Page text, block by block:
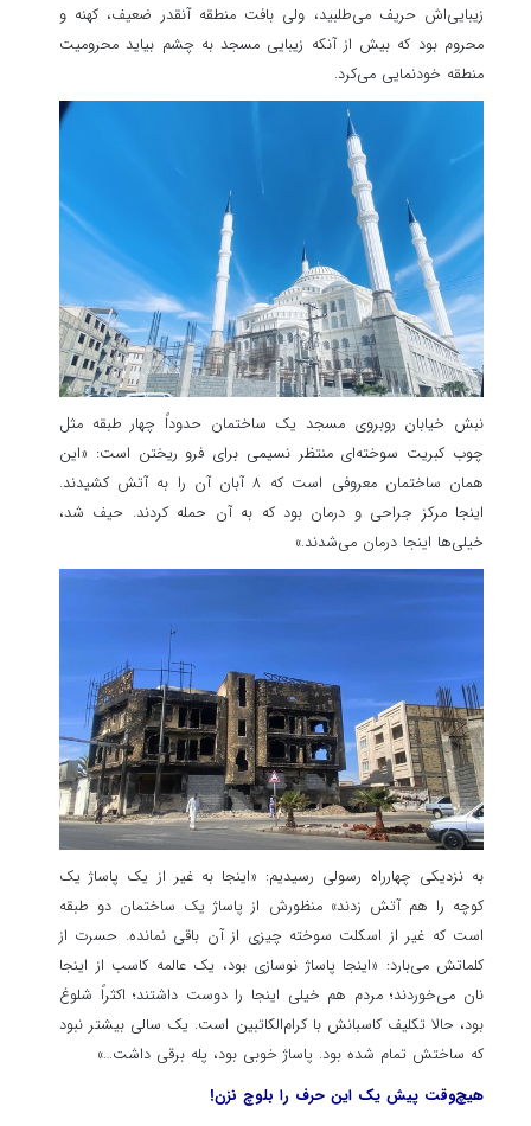
زیبایی‌اش حریف می‌طلبید، ولی بافت منطقه آنقدر ضعیف، کهنه و
محروم بود که بیش از آنکه زیبایی مسجد به چشم بیاید محرومیت
منطقه خودنمایی می‌کرد.
نبش خیابان روبروی مسجد یک ساختمان حدوداً چهار طبقه مثل
چوب کبریت سوخته‌ای منتظر نسیمی برای فرو ریختن است: «این
همان ساختمان معروفی است که ۸ آبان آن را به آتش کشیدند.
اینجا مرکز جراحی و درمان بود که به آن حمله کردند. حیف شد،
خیلی‌ها اینجا درمان می‌شدند.»
به نزدیکی چهارراه رسولی رسیدیم: «اینجا به غیر از یک پاساژ یک
کوچه را هم آتش زدند» منظورش از پاساژ یک ساختمان دو طبقه
است که غیر از اسکلت سوخته چیزی از آن باقی نمانده. حسرت از
کلماتش می‌بارد: «اینجا پاساژ نوسازی بود، یک عالمه کاسب از اینجا
نان می‌خوردند؛ مردم هم خیلی اینجا را دوست داشتند؛ اکثراً شلوغ
بود، حالا تکلیف کاسبانش با کرام‌الکاتبین است. یک سالی بیشتر نبود
که ساختش تمام شده بود. پاساژ خوبی بود، پله برقی داشت…»
هیچ‌وقت پیش یک این حرف را بلوچ نزن!